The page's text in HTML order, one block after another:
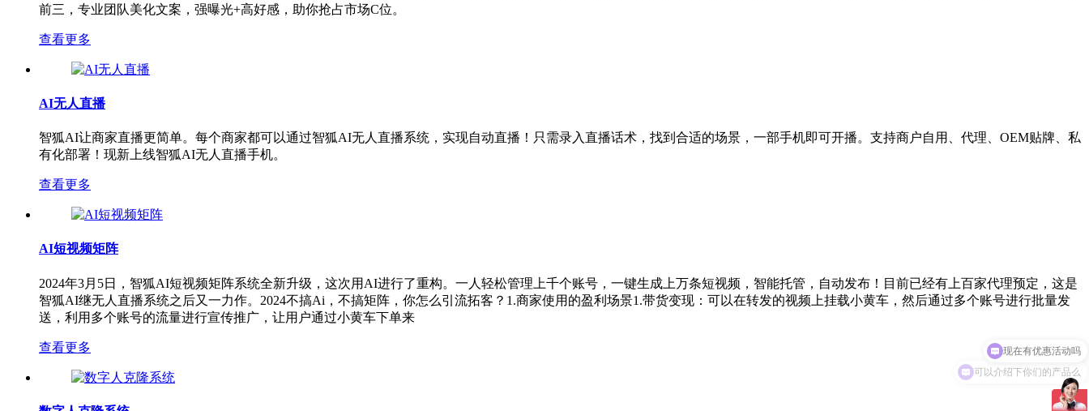
前三，专业团队美化文案，强曝光+高好感，助你抢占市场C位。
查看更多
AI无人直播
智狐AI让商家直播更简单。每个商家都可以通过智狐AI无人直播系统，实现自动直播！只需录入直播话术，找到合适的场景，一部手机即可开播。支持商户自用、代理、OEM贴牌、私
有化部署！现新上线智狐AI无人直播手机。
查看更多
AI短视频矩阵
2024年3月5日，智狐AI短视频矩阵系统全新升级，这次用AI进行了重构。一人轻松管理上千个账号，一键生成上万条短视频，智能托管，自动发布！目前已经有上百家代理预定，这是
智狐AI继无人直播系统之后又一力作。2024不搞Ai，不搞矩阵，你怎么引流拓客？1.商家使用的盈利场景1.带货变现：可以在转发的视频上挂载小黄车，然后通过多个账号进行批量发
送，利用多个账号的流量进行宣传推广，让用户通过小黄车下单来
查看更多
可以介绍下你们的产品么